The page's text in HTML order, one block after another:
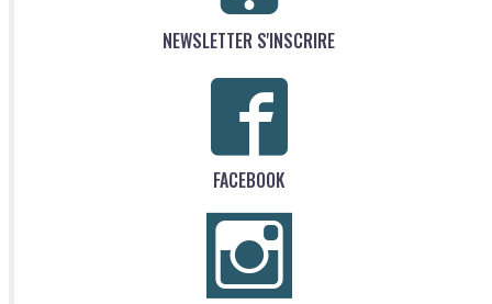
NEWSLETTER S'INSCRIRE
FACEBOOK